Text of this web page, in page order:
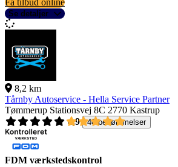
Få tilbud online
Se detaljer
8,2 km
Tårnby Autoservice - Hella Service Partner
Tømmerup Stationsvej 8C 2770 Kastrup
4,9
40 bedømmelser
FDM værkstedskontrol